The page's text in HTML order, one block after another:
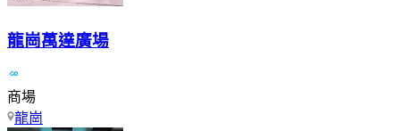
龍崗萬達廣場
商場
龍崗